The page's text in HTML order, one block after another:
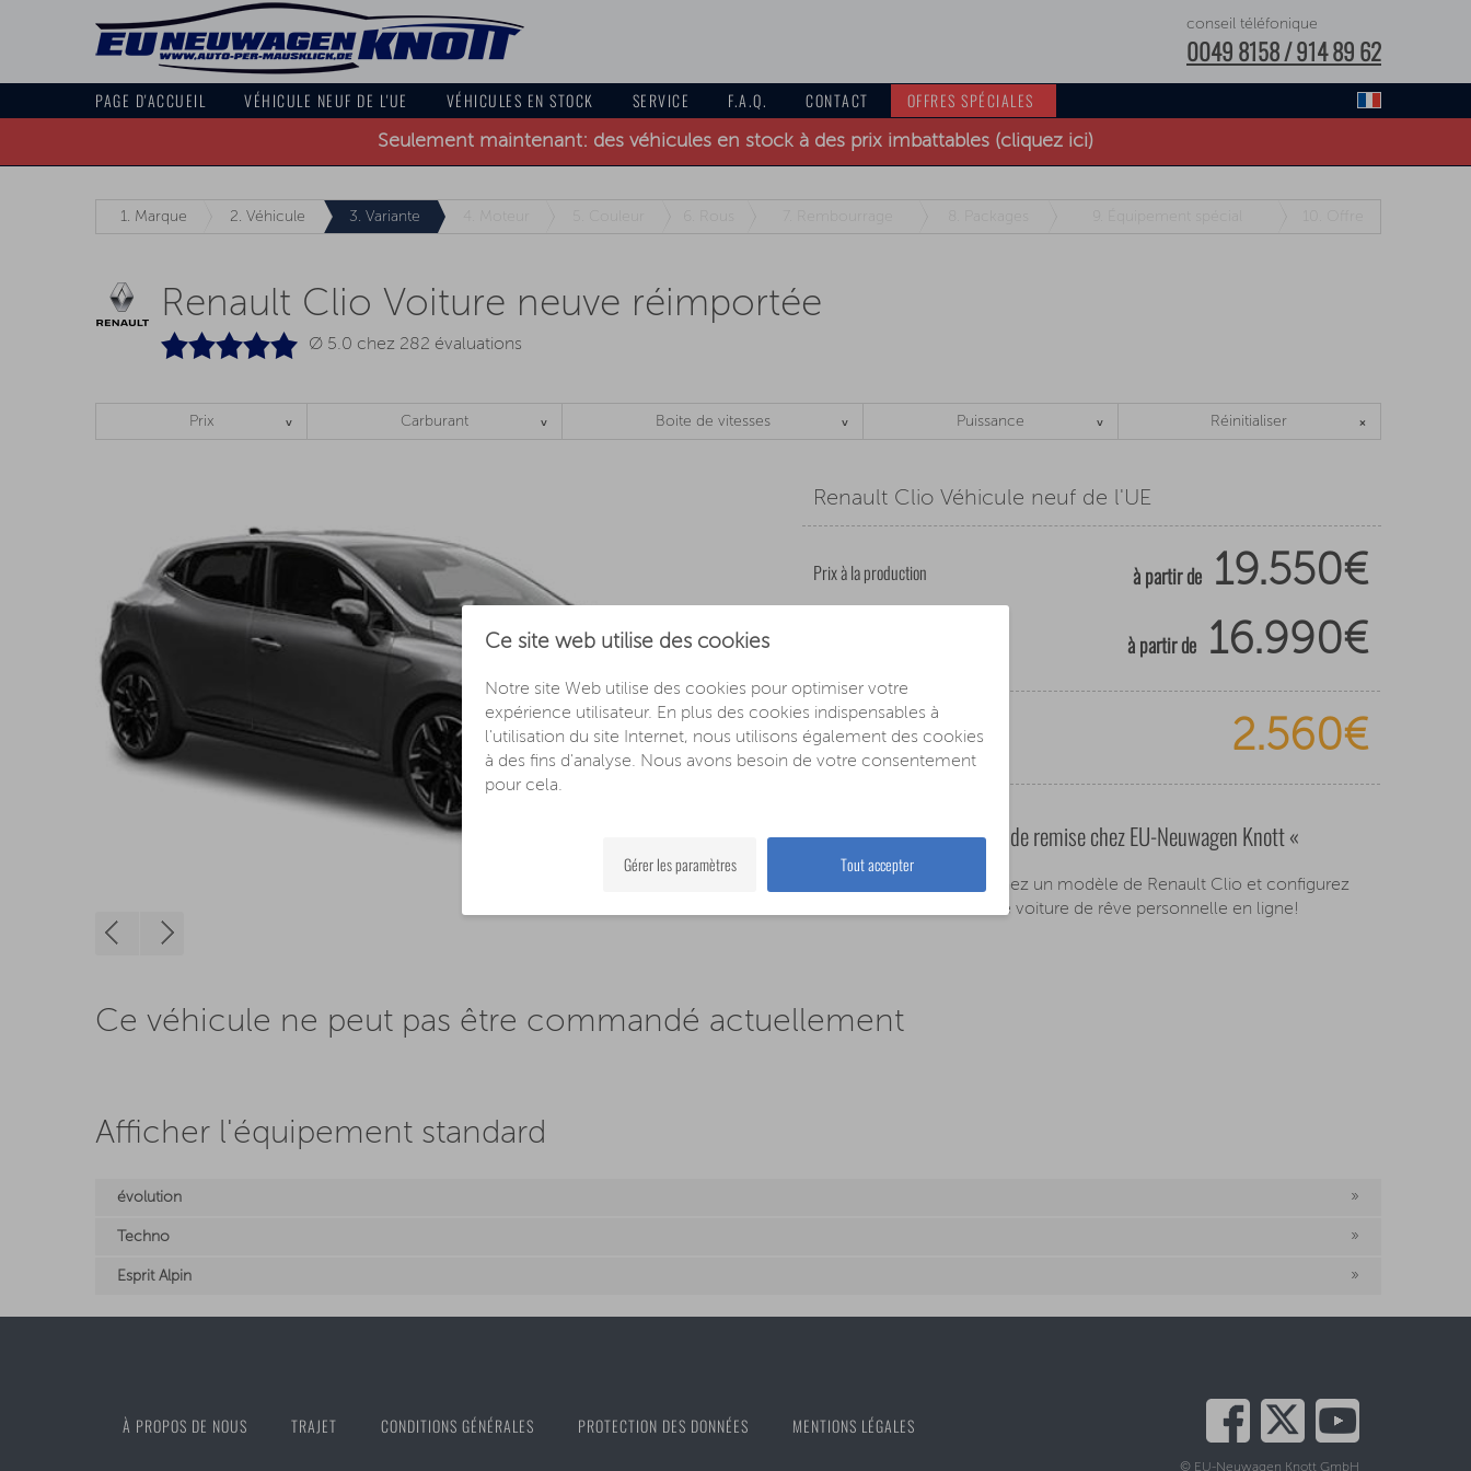
conseil téléfonique
0049 8158 / 914 89 62
PAGE D'ACCUEIL VÉHICULE NEUF DE L'UE VÉHICULES EN STOCK SERVICE F.A.Q. CONTACT OFFRES SPÉCIALES
Seulement maintenant: des véhicules en stock à des prix imbattables (cliquez ici)
1. Marque 2. Véhicule 3. Variante
Renault Clio Voiture neuve réimportée
Ø 5.0 chez 282 évaluations
Prix Carburant Boite de vitesses Puissance Réinitialiser
Renault Clio Véhicule neuf de l'UE
Prix à la production à partir de 19.550€
à partir de 16.990€
Vous épargnez 2.560€
» jusqu'à 14,1% de remise chez EU-Neuwagen Knott «
Maintenant, sélectionnez un modèle de Renault Clio et configurez
facilement votre voiture de rêve personnelle en ligne!
Ce véhicule ne peut pas être commandé actuellement
Afficher l'équipement standard
évolution
Techno
Esprit Alpin
À PROPOS DE NOUS TRAJET CONDITIONS GÉNÉRALES PROTECTION DES DONNÉES MENTIONS LÉGALES
© EU-Neuwagen Knott GmbH
Ce site web utilise des cookies
Notre site Web utilise des cookies pour optimiser votre
expérience utilisateur. En plus des cookies indispensables à
l'utilisation du site Internet, nous utilisons également des cookies
à des fins d'analyse. Nous avons besoin de votre consentement
pour cela.
Tout accepter
Gérer les paramètres